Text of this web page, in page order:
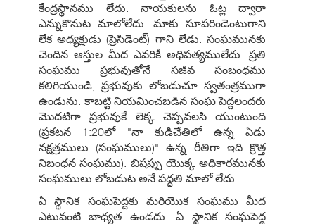
కేంద్రస్థానము లేదు. నాయకులను ఓట్ల ద్వారా
ఎన్నుకొనుట మాలోలేదు. మాకు సూపరిండెంటుగాని
లేక అధ్యక్షుడు (ప్రెసిడెంట్) గాని లేడు. సంఘమునకు
చెందిన ఆస్తుల మీద ఎవరికీ అధిపత్యములేదు. ప్రతి
సంఘము ప్రభువుతోనే సజీవ సంబంధము
కలిగియుండి, ప్రభువుకు లోబడుచూ స్వతంత్రముగా
ఉండును. కాబట్టి నియమించబడిన సంఘ పెద్దలందరు
మొదటిగా ప్రభువుకే లెక్క చెప్పవలసి యుంటుంది
(ప్రకటన 1:20లో "నా కుడిచేతిలో ఉన్న ఏడు
నక్షత్రములు (సంఘములు)" ఉన్న రీతిగా ఇది క్రొత్త
నిబంధన సంఘము). బిషప్పు యొక్క అధికారమునకు
సంఘములు లోబడుట అనే పద్ధతి మాలో లేదు.
ఏ స్థానిక సంఘపెద్దకు మరియొక సంఘము మీద
ఎటువంటి బాధ్యత ఉండదు. ఏ స్థానిక సంఘపెద్ద